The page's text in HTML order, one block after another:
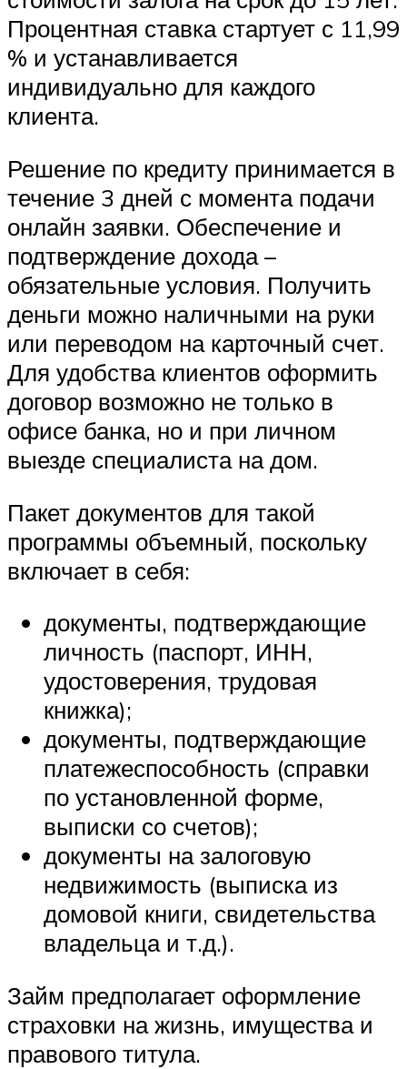
Процентная ставка стартует с 11,99
% и устанавливается
индивидуально для каждого
клиента.
Решение по кредиту принимается в
течение 3 дней с момента подачи
онлайн заявки. Обеспечение и
подтверждение дохода –
обязательные условия. Получить
деньги можно наличными на руки
или переводом на карточный счет.
Для удобства клиентов оформить
договор возможно не только в
офисе банка, но и при личном
выезде специалиста на дом.
Пакет документов для такой
программы объемный, поскольку
включает в себя:
документы, подтверждающие
личность (паспорт, ИНН,
удостоверения, трудовая
книжка);
документы, подтверждающие
платежеспособность (справки
по установленной форме,
выписки со счетов);
документы на залоговую
недвижимость (выписка из
домовой книги, свидетельства
владельца и т.д.).
Займ предполагает оформление
страховки на жизнь, имущества и
правового титула.